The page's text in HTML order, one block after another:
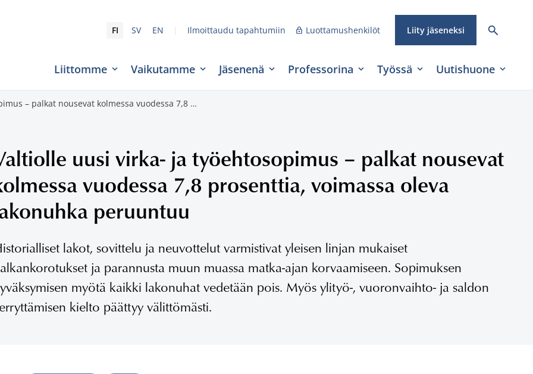
FI SV EN Ilmoittaudu tapahtumiin Luottamushenkilöt Liity jäseneksi
Liittomme Vaikutamme Jäsenenä Professorina Työssä Uutishuone
– palkat nousevat kolmessa vuodessa 7,8 …
uusi virka- ja työehtosopimus – palkat nousevat
vuodessa 7,8 prosenttia, voimassa oleva
peruuntuu
lakot, sovittelu ja neuvottelut varmistivat yleisen linjan mukaiset
ja parannusta muun muassa matka-ajan korvaamiseen. Sopimuksen
myötä kaikki lakonuhat vedetään pois. Myös ylityö-, vuoronvaihto- ja saldon
kielto päättyy välittömästi.